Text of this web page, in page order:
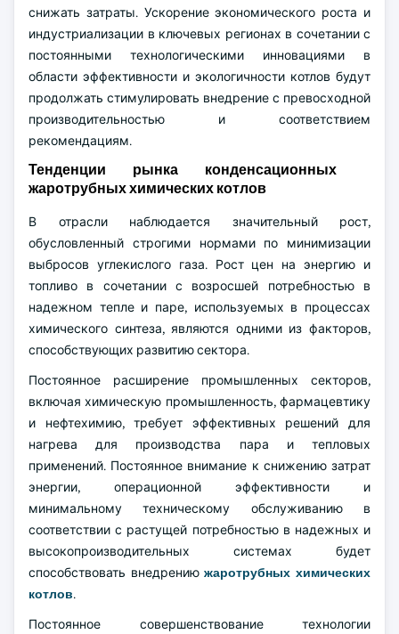
снижать затраты. Ускорение экономического роста и
индустриализации в ключевых регионах в сочетании с
постоянными технологическими инновациями в
области эффективности и экологичности котлов будут
продолжать стимулировать внедрение с превосходной
производительностью и соответствием
рекомендациям.
Тенденции рынка конденсационных
жаротрубных химических котлов
В отрасли наблюдается значительный рост,
обусловленный строгими нормами по минимизации
выбросов углекислого газа. Рост цен на энергию и
топливо в сочетании с возросшей потребностью в
надежном тепле и паре, используемых в процессах
химического синтеза, являются одними из факторов,
способствующих развитию сектора.
Постоянное расширение промышленных секторов,
включая химическую промышленность, фармацевтику
и нефтехимию, требует эффективных решений для
нагрева для производства пара и тепловых
применений. Постоянное внимание к снижению затрат
энергии, операционной эффективности и
минимальному техническому обслуживанию в
соответствии с растущей потребностью в надежных и
высокопроизводительных системах будет
способствовать внедрениюжаротрубных химических
котлов.
Постоянное совершенствование технологии